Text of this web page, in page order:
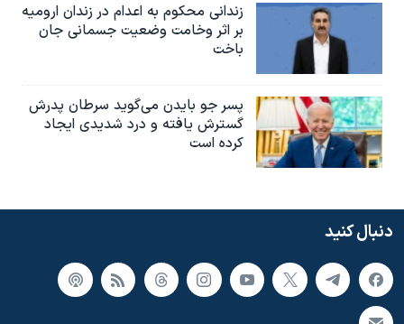
زندانی محکوم به اعدام در زندان ارومیه
بر اثر وخامت وضعیت جسمانی جان
باخت
پسر جو بایدن می‌گوید سرطان پدرش
گسترش یافته و درد شدیدی ایجاد
کرده است
دنبال کنید